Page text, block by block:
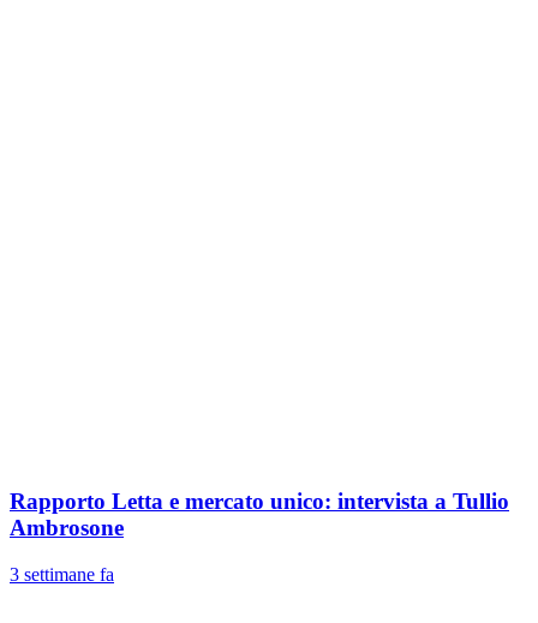
Rapporto Letta e mercato unico: intervista a Tullio
Ambrosone
3 settimane fa